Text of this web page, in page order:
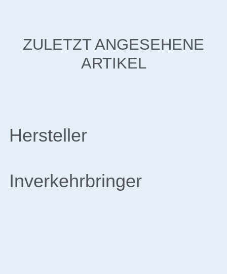
ZULETZT ANGESEHENE
ARTIKEL
Hersteller
Inverkehrbringer